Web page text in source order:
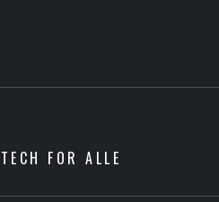
TECH FOR ALLE